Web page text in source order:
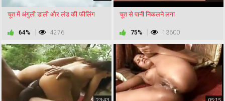
चूत में अंगुली डाली और लंड की फीलिंग
64% 4276
चूत से पानी निकलने लगा
75% 13600